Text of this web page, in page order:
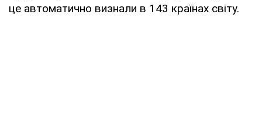
це автоматично визнали в 143 країнах світу.